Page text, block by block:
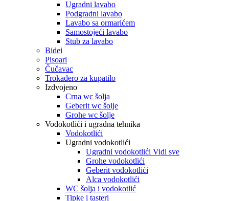
Ugradni lavabo
Podgradni lavabo
Lavabo sa ormarićem
Samostojeći lavabo
Stub za lavabo
Bidei
Pisoari
Čučavac
Trokadero za kupatilo
Izdvojeno
Crna wc šolja
Geberit wc šolje
Grohe wc šolje
Vodokotlići i ugradna tehnika
Vodokotlići
Ugradni vodokotlići
Ugradni vodokotlići Vidi sve
Grohe vodokotlići
Geberit vodokotlići
Alca vodokotlići
WC šolja i vodokotlić
Tipke i tasteri